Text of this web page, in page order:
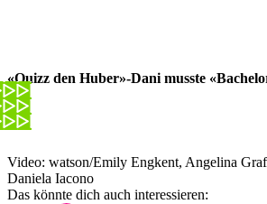
«Quizz den Huber»-Dani musste
Video: watson/Emily Engkent, Angelina
Daniela Iacono
Das könnte dich auch interessieren: